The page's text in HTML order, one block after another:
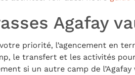
Agafay
priorité, l’agencement en
le transfert et les activités
si un autre camp de